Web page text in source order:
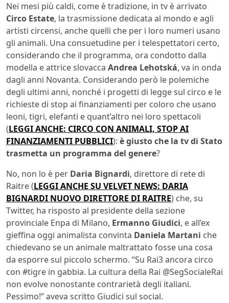
Nei mesi più caldi, come è tradizione, in tv è arrivato
Circo Estate, la trasmissione dedicata al mondo e agli
artisti circensi, anche quelli che per i loro numeri usano
gli animali. Una consuetudine per i telespettatori certo,
considerando che il programma, ora condotto dalla
modella e attrice slovacca Andrea Lehotská, va in onda
dagli anni Novanta. Considerando però le polemiche
degli ultimi anni, nonché i progetti di legge sul circo e le
richieste di stop ai finanziamenti per coloro che usano
leoni, tigri, elefanti e quant’altro nei loro spettacoli
(LEGGI ANCHE: CIRCO CON ANIMALI, STOP AI
FINANZIAMENTI PUBBLICI): è giusto che la tv di Stato
trasmetta un programma del genere?
No, non lo è per Daria Bignardi, direttore di rete di
Raitre (LEGGI ANCHE SU VELVET NEWS: DARIA
BIGNARDI NUOVO DIRETTORE DI RAITRE) che, su
Twitter, ha risposto al presidente della sezione
provinciale Enpa di Milano, Ermanno Giudici, e all’ex
gieffina oggi animalista convinta Daniela Martani che
chiedevano se un animale maltrattato fosse una cosa
da esporre sul piccolo schermo. “Su Rai3 ancora circo
con #tigre in gabbia. La cultura della Rai @SegSocialeRai
non evolve nonostante contrarietà degli italiani.
Pessimo!” aveva scritto Giudici sul social.